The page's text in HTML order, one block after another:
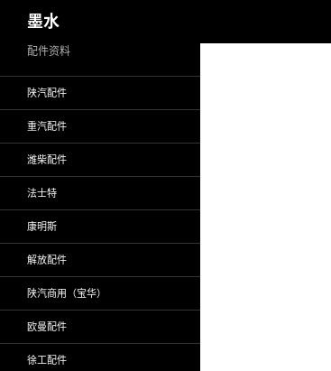
至
墨水
配件资料
陕汽配件
重汽配件
潍柴配件
法士特
康明斯
解放配件
陕汽商用（宝华）
欧曼配件
徐工配件